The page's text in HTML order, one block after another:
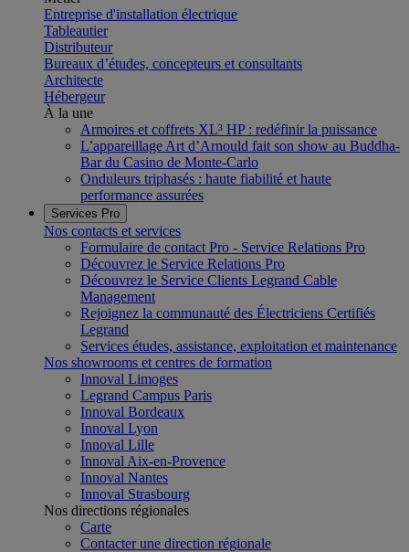
Entreprise d'installation électrique
Tableautier
Distributeur
Bureaux d’études, concepteurs et consultants
Architecte
Hébergeur
À la une
Armoires et coffrets XL³ HP : redéfinir la puissance
L’appareillage Art d’Arnould fait son show au Buddha-
Bar du Casino de Monte-Carlo
Onduleurs triphasés : haute fiabilité et haute
performance assurées
Services Pro
Nos contacts et services
Formulaire de contact Pro - Service Relations Pro
Découvrez le Service Relations Pro
Découvrez le Service Clients Legrand Cable
Management
Rejoignez la communauté des Électriciens Certifiés
Legrand
Services études, assistance, exploitation et maintenance
Nos showrooms et centres de formation
Innoval Limoges
Legrand Campus Paris
Innoval Bordeaux
Innoval Lyon
Innoval Lille
Innoval Aix-en-Provence
Innoval Nantes
Innoval Strasbourg
Nos directions régionales
Carte
Contacter une direction régionale